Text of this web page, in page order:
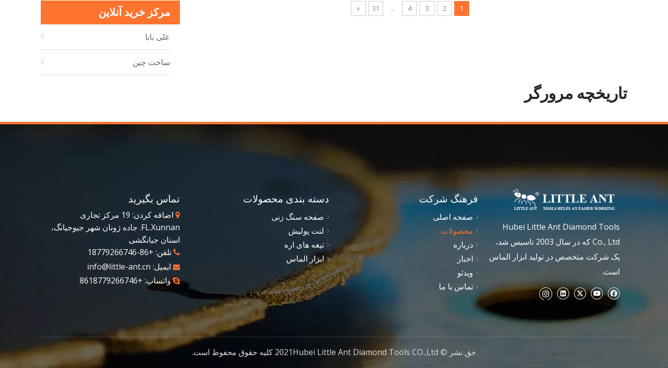
مرکز خرید آنلاین
علی بابا
ساخت چین
1
2
3
4
...
31
»
تاریخچه مرورگر
Hubei Little Ant Diamond Tools
Co., Ltd که در سال 2003 تاسیس شد،
یک شرکت متخصص در تولید ابزار الماس
است.
فرهنگ شرکت
صفحه اصلی
محصولات
درباره
اخبار
ویدئو
تماس با ما
دسته بندی محصولات
صفحه سنگ زنی
لنت پولیش
تیغه های اره
ابزار الماس
تماس بگیرید

اضافه کردن: 19 مرکز تجاری
FL.Xunnan. جاده ژونان شهر جیوجیانگ،
استان جیانگشی
 تلفن: +86-18779266746
 ایمیل: info@little-ant.cn
 واتساپ: +8618779266746
حق نشر © 2021Hubei Little Ant Diamond Tools CO.,Ltd کلیه حقوق محفوظ است.